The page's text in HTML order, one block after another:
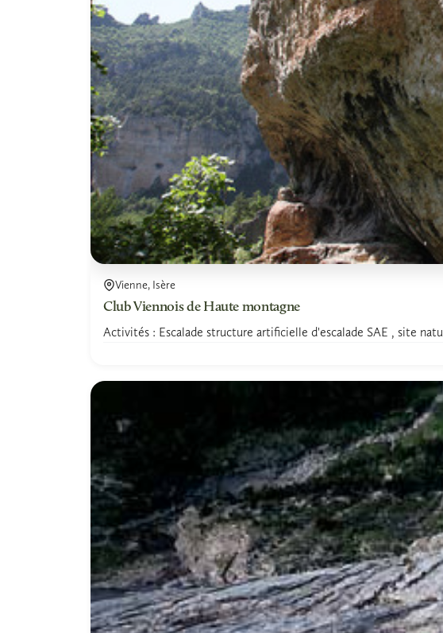
Vienne, Isère
Club Viennois de Haute montagne
Activités : Escalade structure artificielle d'escalade SAE , site